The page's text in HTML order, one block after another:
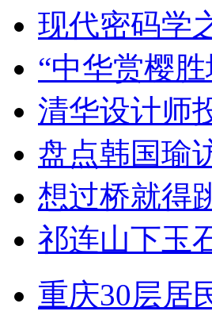
现代密码学
“中华赏樱
清华设计师
盘点韩国瑜
想过桥就得
祁连山下玉
重庆30层